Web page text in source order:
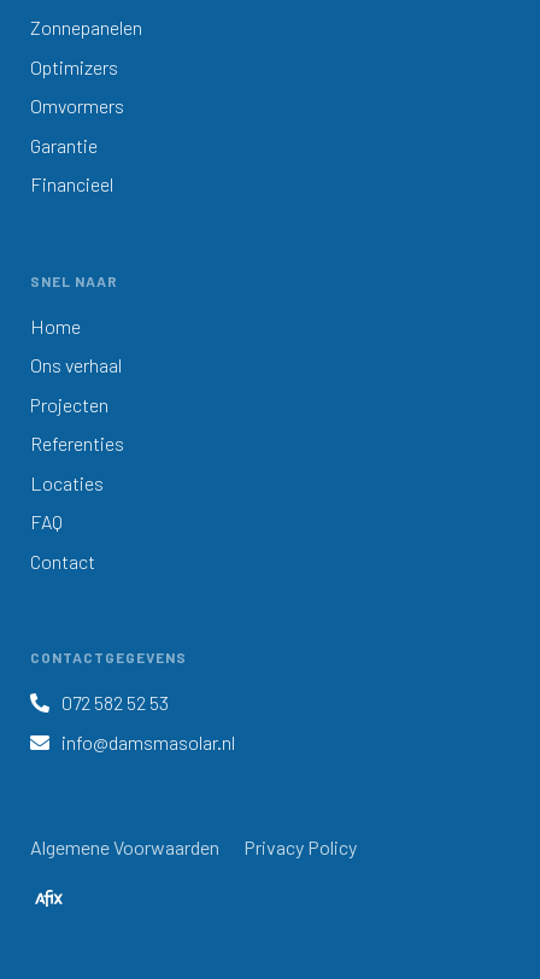
Zonnepanelen
Optimizers
Omvormers
Garantie
Financieel
SNEL NAAR
Home
Ons verhaal
Projecten
Referenties
Locaties
FAQ
Contact
CONTACTGEGEVENS
 072 582 52 53
 info@damsmasolar.nl
Algemene Voorwaarden Privacy Policy